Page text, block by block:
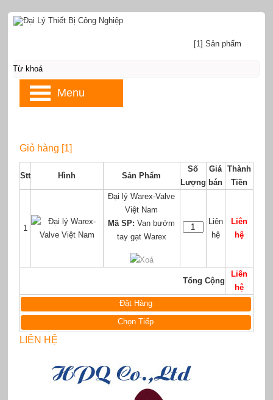
Giỏ hàng [1]
Stt Hình Sản Phẩm
Số
Lượng
Giá
bán
Thành
Tiền
1
Đại lý Warex-Valve
Việt Nam
Mã SP: Van bướm
tay gạt Warex
Xoá
Liên
hệ
Liên
hệ
Tổng Cộng
Liên
hệ
Đặt Hàng
Chọn Tiếp
LIÊN HỆ
[1] Sản phẩm
Menu